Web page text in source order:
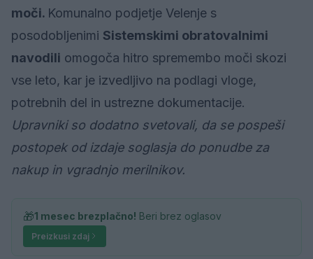
moči. Komunalno podjetje Velenje s
posodobljenimi Sistemskimi obratovalnimi
navodili omogoča hitro spremembo moči skozi
vse leto, kar je izvedljivo na podlagi vloge,
potrebnih del in ustrezne dokumentacije.
Upravniki so dodatno svetovali, da se pospeši
postopek od izdaje soglasja do ponudbe za
nakup in vgradnjo merilnikov.
🎁1 mesec brezplačno! Beri brez oglasov
Preizkusi zdaj